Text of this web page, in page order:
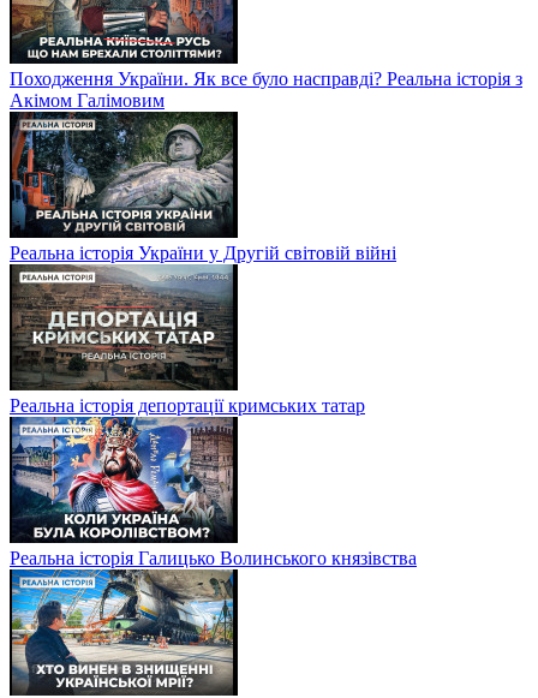
Походження України. Як все було насправді? Реальна історія з
Акімом Галімовим
Реальна історія України у Другій світовій війні
Реальна історія депортації кримських татар
Реальна історія Галицько Волинського князівства